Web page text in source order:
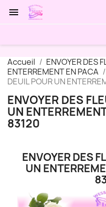

Accueil
ENVOYER DES
ENTERREMENT EN PACA
DEUIL POUR UN
ENVOYER DES
UN
83120
ENVOYER DES
UN